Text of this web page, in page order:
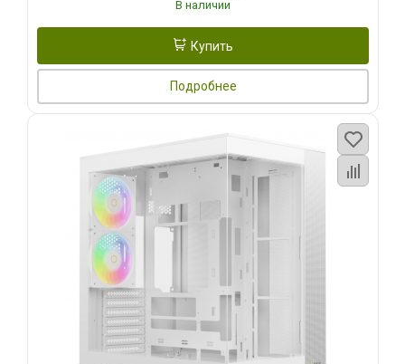
В наличии
Купить
Подробнее